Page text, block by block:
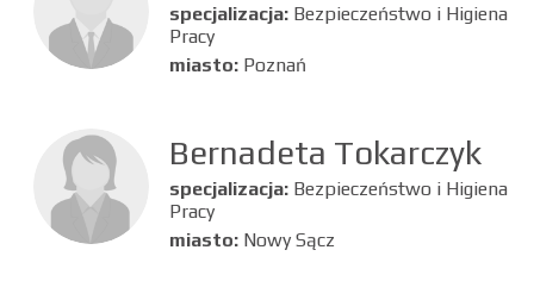
specjalizacja: Bezpieczeństwo i Higiena
Pracy
miasto: Poznań
Bernadeta Tokarczyk
specjalizacja: Bezpieczeństwo i Higiena
Pracy
miasto: Nowy Sącz